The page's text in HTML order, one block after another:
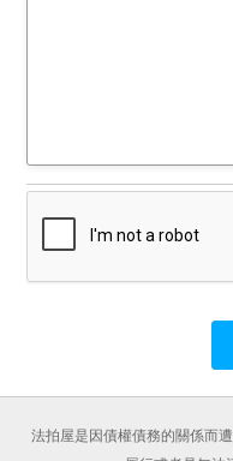
法拍屋是因債權債務的關係而